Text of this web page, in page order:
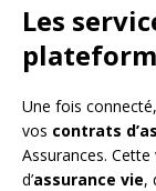
Les
Une fois
vos contrats
Assurances.
d’assurance vie,